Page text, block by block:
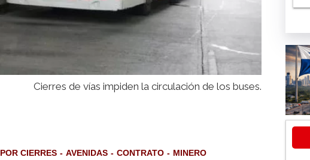
Cierres de vías impiden la circulación de los buses.
POR CIERRES AVENIDAS CONTRATO MINERO